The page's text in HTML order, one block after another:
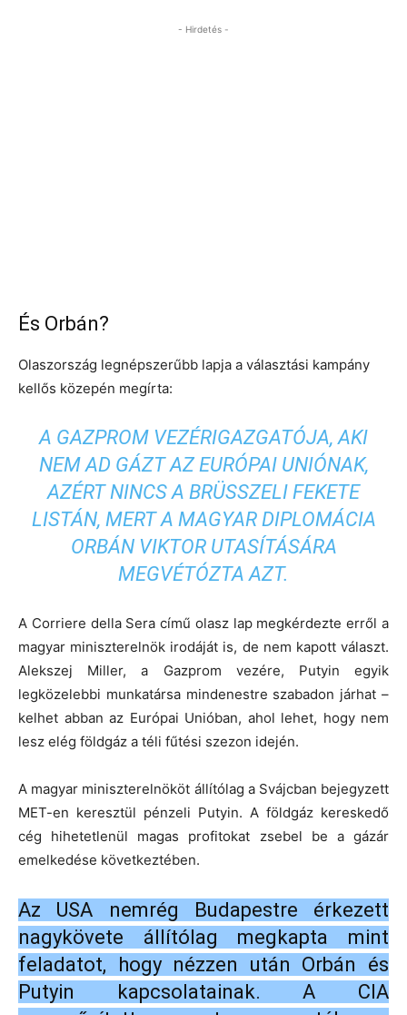
- Hirdetés -
És Orbán?
Olaszország legnépszerűbb lapja a választási kampány
kellős közepén megírta:
A GAZPROM VEZÉRIGAZGATÓJA, AKI
NEM AD GÁZT AZ EURÓPAI UNIÓNAK,
AZÉRT NINCS A BRÜSSZELI FEKETE
LISTÁN, MERT A MAGYAR DIPLOMÁCIA
ORBÁN VIKTOR UTASÍTÁSÁRA
MEGVÉTÓZTA AZT.
A Corriere della Sera című olasz lap megkérdezte erről a
magyar miniszterelnök irodáját is, de nem kapott választ.
Alekszej Miller, a Gazprom vezére, Putyin egyik
legközelebbi munkatársa mindenestre szabadon járhat –
kelhet abban az Európai Unióban, ahol lehet, hogy nem
lesz elég földgáz a téli fűtési szezon idején.
A magyar miniszterelnököt állítólag a Svájcban bejegyzett
MET-en keresztül pénzeli Putyin. A földgáz kereskedő
cég hihetetlenül magas profitokat zsebel be a gázár
emelkedése következtében.
Az USA nemrég Budapestre érkezett
nagykövete állítólag megkapta mint
feladatot, hogy nézzen után Orbán és
Putyin kapcsolatainak. A CIA